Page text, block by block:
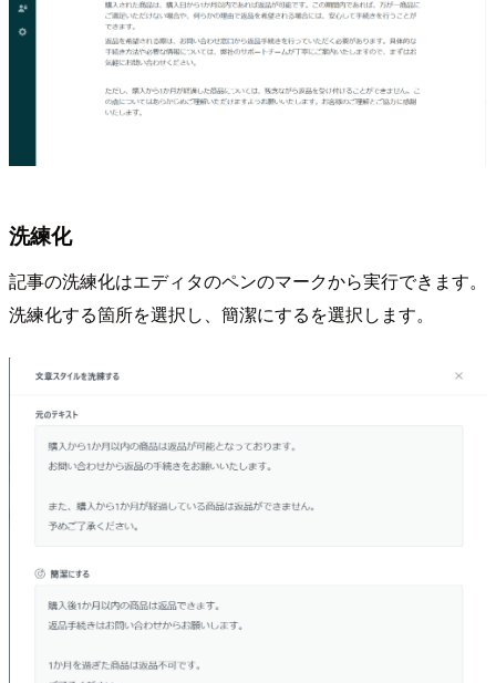
洗練化
記事の洗練化はエディタのペンのマークから実行できます。
洗練化する箇所を選択し、簡潔にするを選択します。